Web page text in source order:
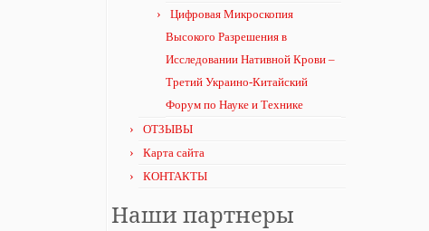
Цифровая Микроскопия
Высокого Разрешения в
Исследовании Нативной Крови –
Третий Украино-Китайский
Форум по Науке и Технике
ОТЗЫВЫ
Карта сайта
КОНТАКТЫ
Наши партнеры